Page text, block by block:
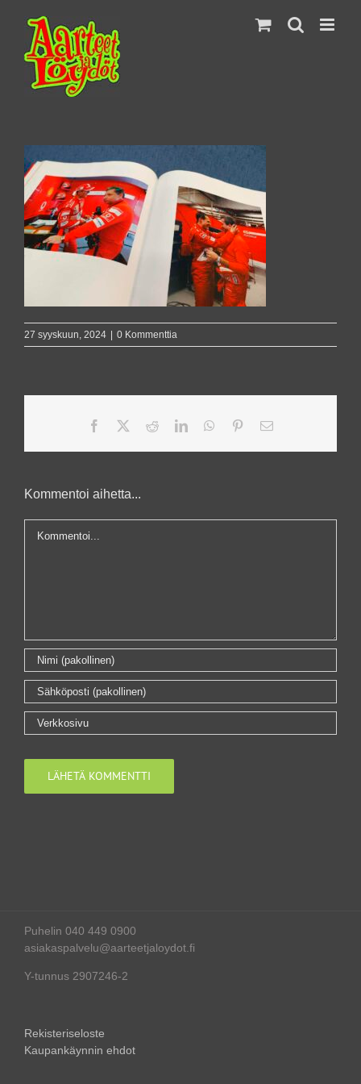
content
27 syyskuun, 2024 0 Kommenttia
Facebook RedditLinkedInWhatsApp
PinterestSähköposti
Kommentoi aihetta...
Puhelin 040 449 0900
asiakaspalvelu@aarteetjaloydot.fi
Y-tunnus 2907246-2
Rekisteriseloste
Kaupankäynnin ehdot